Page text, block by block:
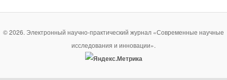
© 2026. Электронный научно-практический журнал «Современные научные
исследования и инновации».